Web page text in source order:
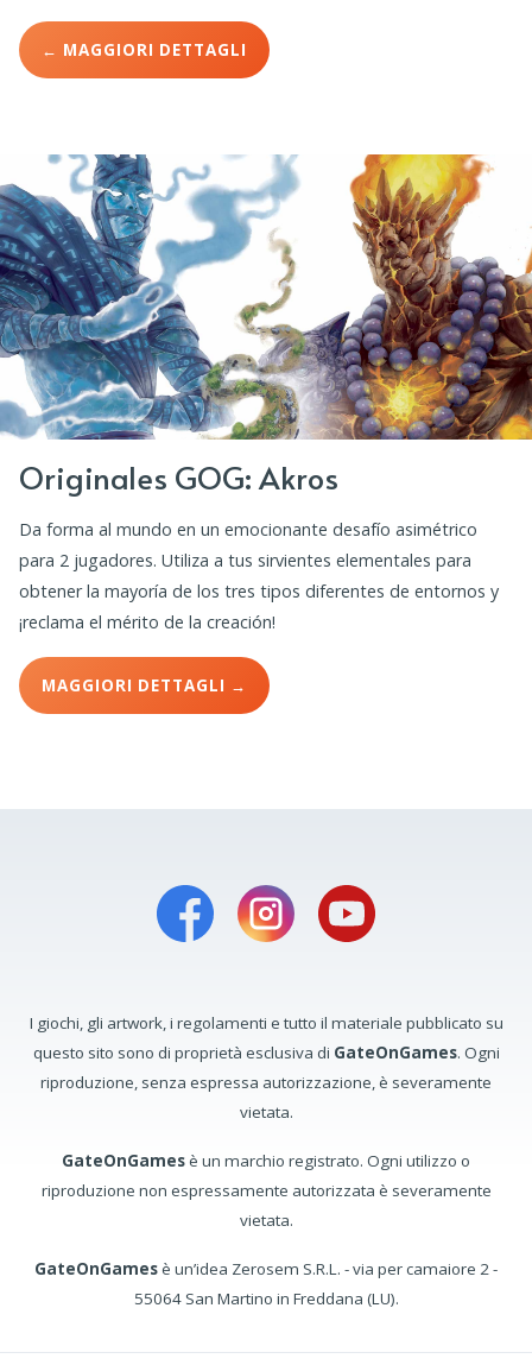
← MAGGIORI DETTAGLI
Originales GOG: Akros
Da forma al mundo en un emocionante desafío asimétrico
para 2 jugadores. Utiliza a tus sirvientes elementales para
obtener la mayoría de los tres tipos diferentes de entornos y
¡reclama el mérito de la creación!
MAGGIORI DETTAGLI →
I giochi, gli artwork, i regolamenti e tutto il materiale pubblicato su
questo sito sono di proprietà esclusiva di GateOnGames. Ogni
riproduzione, senza espressa autorizzazione, è severamente
vietata.
GateOnGamesè un marchio registrato. Ogni utilizzo o
riproduzione non espressamente autorizzata è severamente
vietata.
GateOnGamesè un’idea Zerosem S.R.L. - via per camaiore 2 -
55064 San Martino in Freddana (LU).